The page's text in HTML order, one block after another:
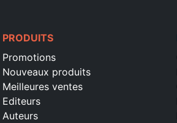
PRODUITS
Promotions
Nouveaux produits
Meilleures ventes
Editeurs
Auteurs